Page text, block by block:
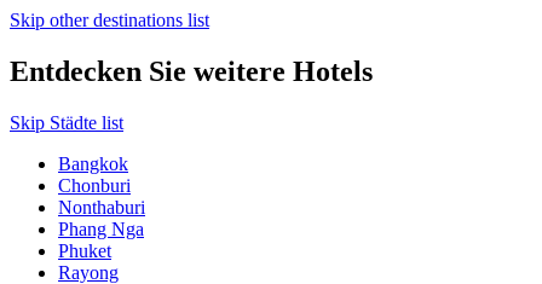
Skip other destinations list
Entdecken Sie weitere Hotels
Skip Städte list
Bangkok
Chonburi
Nonthaburi
Phang Nga
Phuket
Rayong